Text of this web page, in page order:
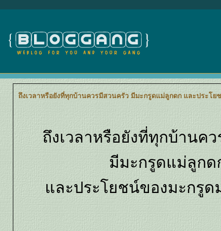
ถึงเวลาหรือยังที่ทุกบ้านควรมีสวนครัว มีมะกรูดแม่ลูกดก และประโ
ถึงเวลาหรือยังที่ทุกบ้านค
มีมะกรูดแม่ลูกด
ละประโยชน์ของมะกรู